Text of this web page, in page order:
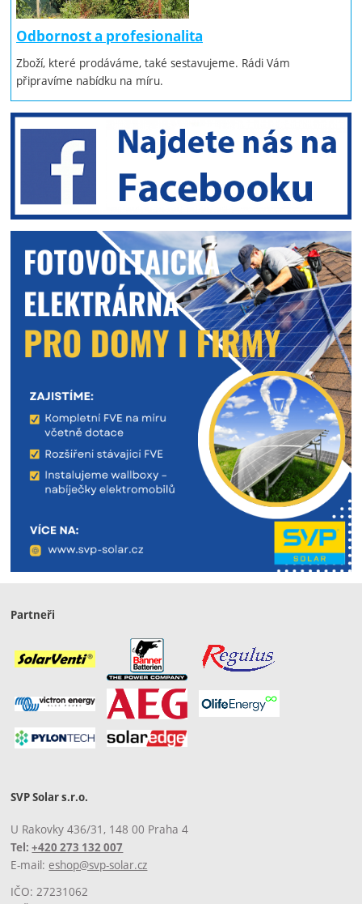
Odbornost a profesionalita
Zboží, které prodáváme, také sestavujeme. Rádi Vám
připravíme nabídku na míru.
Partneři
SVP Solar s.r.o.
U Rakovky 436/31, 148 00 Praha 4
Tel:+420 273 132 007
E-mail: eshop@svp-solar.cz
IČO: 27231062